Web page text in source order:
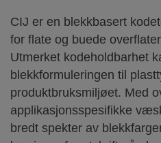
CIJ er en blekkbasert
for flate og buede
Utmerket kodeholdbarhet
blekkformuleringen til
produktbruksmiljøet. Med
applikasjonsspesifikke
bredt spekter av